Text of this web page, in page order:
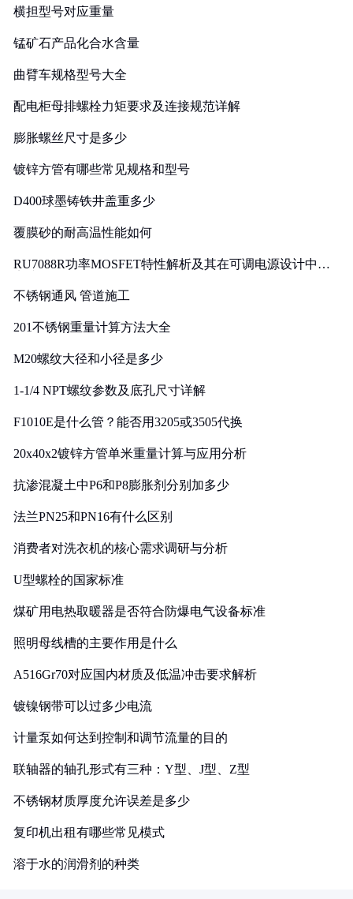
横担型号对应重量
锰矿石产品化合水含量
曲臂车规格型号大全
配电柜母排螺栓力矩要求及连接规范详解
膨胀螺丝尺寸是多少
镀锌方管有哪些常见规格和型号
D400球墨铸铁井盖重多少
覆膜砂的耐高温性能如何
RU7088R功率MOSFET特性解析及其在可调电源设计中的
不锈钢通风 管道施工
201不锈钢重量计算方法大全
M20螺纹大径和小径是多少
1-1/4 NPT螺纹参数及底孔尺寸详解
F1010E是什么管？能否用3205或3505代换
20x40x2镀锌方管单米重量计算与应用分析
抗渗混凝土中P6和P8膨胀剂分别加多少
法兰PN25和PN16有什么区别
消费者对洗衣机的核心需求调研与分析
U型螺栓的国家标准
煤矿用电热取暖器是否符合防爆电气设备标准
照明母线槽的主要作用是什么
A516Gr70对应国内材质及低温冲击要求解析
镀镍钢带可以过多少电流
计量泵如何达到控制和调节流量的目的
联轴器的轴孔形式有三种：Y型、J型、Z型
不锈钢材质厚度允许误差是多少
复印机出租有哪些常见模式
溶于水的润滑剂的种类